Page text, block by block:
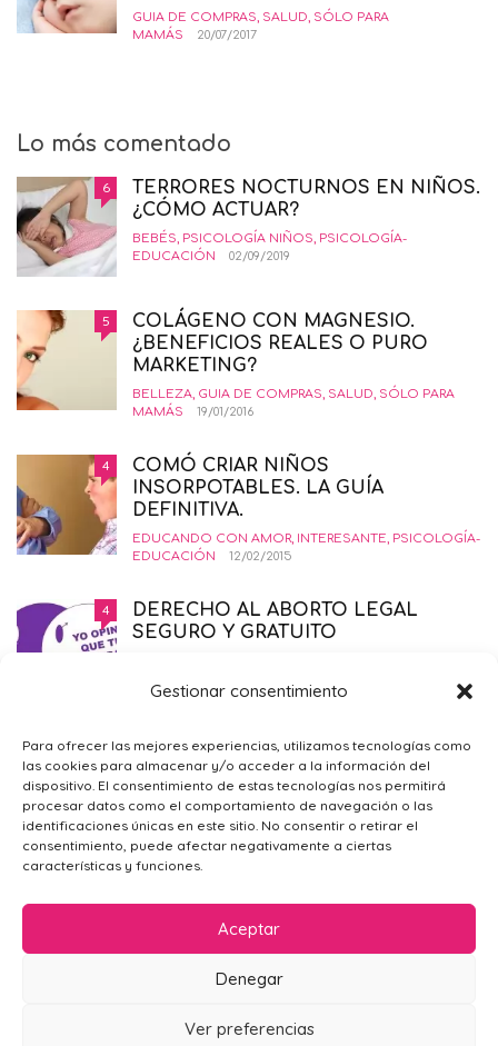
Gestionar consentimiento
Para ofrecer las mejores experiencias, utilizamos tecnologías como
las cookies para almacenar y/o acceder a la información del
dispositivo. El consentimiento de estas tecnologías nos permitirá
procesar datos como el comportamiento de navegación o las
identificaciones únicas en este sitio. No consentir o retirar el
consentimiento, puede afectar negativamente a ciertas
características y funciones.
Aceptar
Denegar
Ver preferencias
GUIA DE COMPRAS, SALUD, SÓLO PARA
MAMÁS
20/07/2017
Lo más comentado
6
TERRORES NOCTURNOS EN NIÑOS.
¿CÓMO ACTUAR?
BEBÉS, PSICOLOGÍA NIÑOS, PSICOLOGÍA-
EDUCACIÓN
02/09/2019
5
COLÁGENO CON MAGNESIO.
¿BENEFICIOS REALES O PURO
MARKETING?
BELLEZA, GUIA DE COMPRAS, SALUD, SÓLO PARA
MAMÁS
19/01/2016
4
COMÓ CRIAR NIÑOS
INSORPOTABLES. LA GUÍA
DEFINITIVA.
EDUCANDO CON AMOR, INTERESANTE, PSICOLOGÍA-
EDUCACIÓN
12/02/2015
4
DERECHO AL ABORTO LEGAL
SEGURO Y GRATUITO
4 ¿POR QUÉ ME SIENTO TRISTE?
PSICOLOGÍA GENERAL,SÓLO PARA
MAMÁS
09/02/2016
POLÍTICA DE COOKIES (UE)